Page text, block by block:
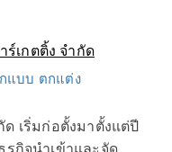
เกตติ้ง จำกัด
แบบ ตกแต่ง
เริ่มก่อตั้งมาตั้งแต่ปี
รกิจนำเข้าและจัด